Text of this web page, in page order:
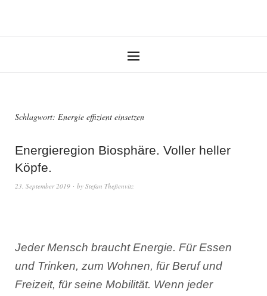
Schlagwort: Energie effizient einsetzen
Energieregion Biosphäre. Voller heller
Köpfe.
23. September 2019 by Stefan Theßenvitz
Jeder Mensch braucht Energie. Für Essen
und Trinken, zum Wohnen, für Beruf und
Freizeit, für seine Mobilität. Wenn jeder